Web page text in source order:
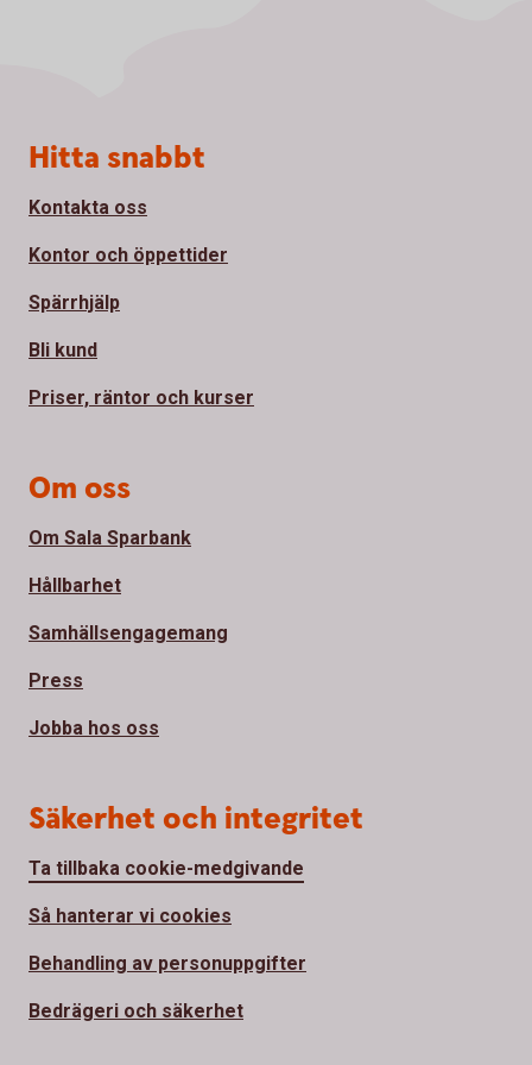
Sidfot
Hitta snabbt
Kontakta oss
Kontor och öppettider
Spärrhjälp
Bli kund
Priser, räntor och kurser
Om oss
Om Sala Sparbank
Hållbarhet
Samhällsengagemang
Press
Jobba hos oss
Säkerhet och integritet
Ta tillbaka cookie-medgivande
Så hanterar vi cookies
Behandling av personuppgifter
Bedrägeri och säkerhet